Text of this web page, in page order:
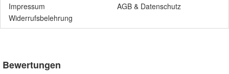
Impressum
AGB & Datenschutz
Widerrufsbelehrung
Bewertungen